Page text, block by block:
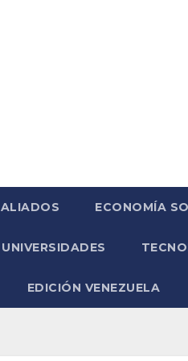
ALIADOS ECONOMÍA
UNIVERSIDADES
EDICIÓN VENEZUELA